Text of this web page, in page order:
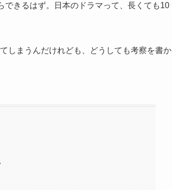
きるはず。日本のドラマって、長くても10
しまうんだけれども、どうしても考察を書か